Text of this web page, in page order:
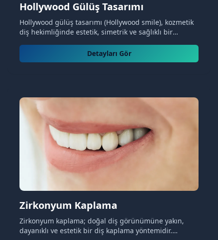
Hollywood Gülüş Tasarımı
Hollywood gülüş tasarımı (Hollywood smile), kozmetik
diş hekimliğinde estetik, simetrik ve sağlıklı bir
bir tedavi yaklaşımıdır. Bu yöntem, dişlerin...
Detayları Gör
Zirkonyum Kaplama
Zirkonyum kaplama; doğal diş görünümüne yakın,
dayanıklı ve estetik bir diş kaplama yöntemidir.